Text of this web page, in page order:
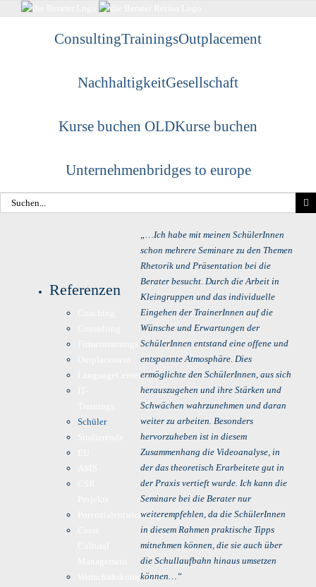
ConsultingTrainingsOutplacement
NachhaltigkeitGesellschaft
Kurse buchen OLDKurse buchen
Unternehmenbridges to europe
Suche
nach:
„…Ich habe mit meinen SchülerInnen
schon mehrere Seminare zu den Themen
Rhetorik und Präsentation bei die
Berater besucht. Durch die Arbeit in
Kleingruppen und das individuelle
Eingehen der TrainerInnen auf die
Wünsche und Erwartungen der
SchülerInnen entstand eine offene und
entspannte Atmosphäre. Dies
ermöglichte den SchülerInnen, aus sich
herauszugehen und ihre Stärken und
Schwächen wahrzunehmen und daran
weiter zu arbeiten. Besonders
hervorzuheben ist in diesem
Zusammenhang die Videoanalyse, in
der das theoretisch Erarbeitete gut in
der Praxis vertieft wurde. Ich kann die
Seminare bei die Berater nur
weiterempfehlen, da die SchülerInnen
in diesem Rahmen praktische Tipps
mitnehmen können, die sie auch über
die Schullaufbahn hinaus umsetzen
können…“
Referenzen
LanguageCenter
Schüler
Potenzialentwicklung
Wirtschaftskompetenz